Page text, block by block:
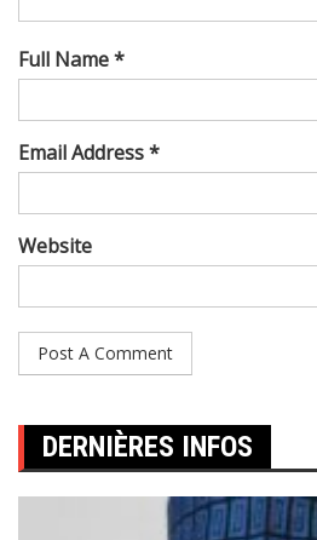
Full Name *
Email Address *
Website
DERNIÈRES INFOS